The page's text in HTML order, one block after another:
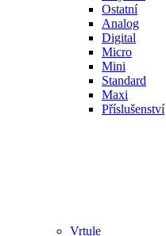
Ostatní
Analog
Digital
Micro
Mini
Standard
Maxi
Příslušenství
Vrtule